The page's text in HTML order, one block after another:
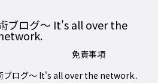
ブログ〜 It's all over the
免責事項
ログ〜 It's all over the network..